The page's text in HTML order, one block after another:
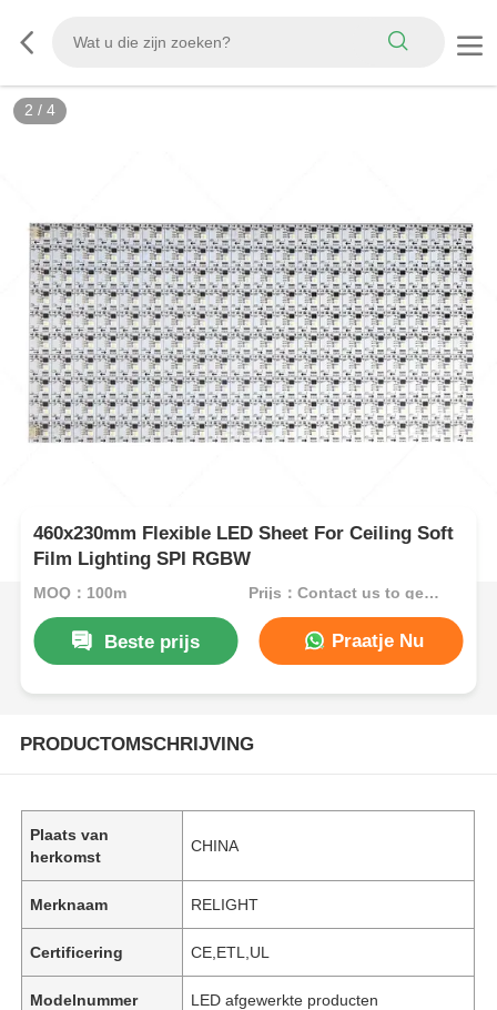
2 / 4
460x230mm Flexible LED Sheet For Ceiling Soft
Film Lighting SPI RGBW
MOQ：100m Prijs：Contact us to get best price
Beste prijs Praatje Nu
PRODUCTOMSCHRIJVING
Plaats van
herkomst
CHINA
Merknaam RELIGHT
Certificering CE,ETL,UL
Modelnummer LED afgewerkte producten